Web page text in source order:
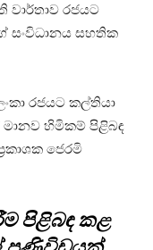
රජයට
සංවිධානය සහතික
රජයට කල්තියා
හිමිකම් පිළිබඳ
ජෙරමි
පිළිබඳ කළ